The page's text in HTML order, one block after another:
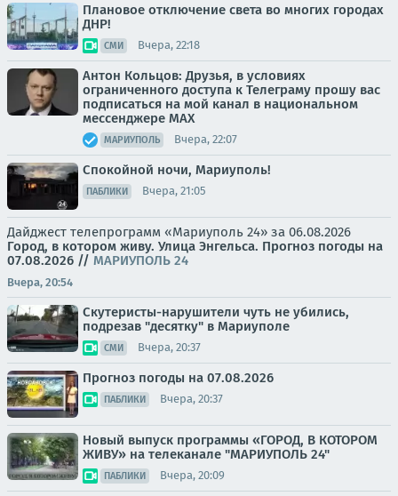
Плановое отключение света во многих городах
ДНР!
СМИ Вчера, 22:18
Антон Кольцов: Друзья, в условиях
ограниченного доступа к Телеграму прошу вас
подписаться на мой канал в национальном
мессенджере МАХ
МАРИУПОЛЬ Вчера, 22:07
Спокойной ночи, Мариуполь!
ПАБЛИКИ Вчера, 21:05
Дайджест телепрограмм «Мариуполь 24» за 06.08.2026
Город, в котором живу. Улица Энгельса. Прогноз погоды на
07.08.2026 // МАРИУПОЛЬ 24
Вчера, 20:54
Скутеристы-нарушители чуть не убились,
подрезав "десятку" в Мариуполе
СМИ Вчера, 20:37
Прогноз погоды на 07.08.2026
ПАБЛИКИ Вчера, 20:37
Новый выпуск программы «ГОРОД, В КОТОРОМ
ЖИВУ» на телеканале "МАРИУПОЛЬ 24"
ПАБЛИКИ Вчера, 20:09